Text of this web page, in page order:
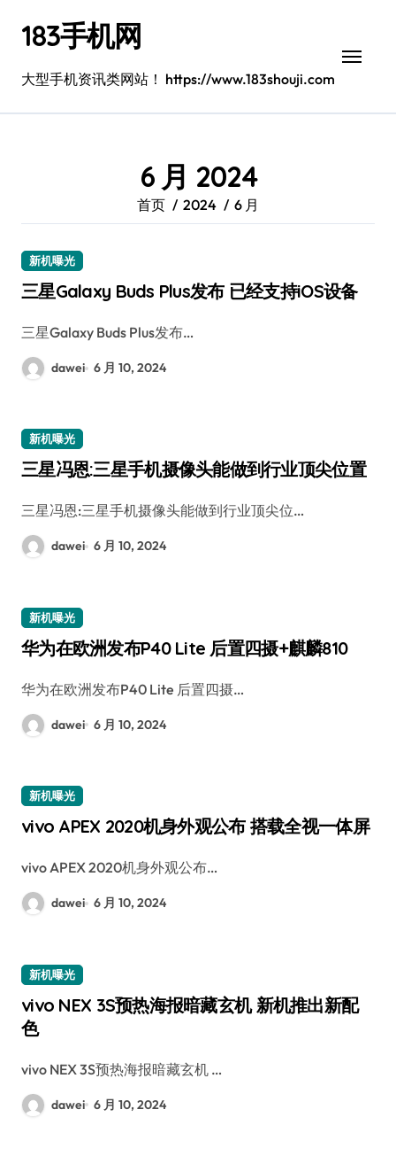
183手机网
大型手机资讯类网站！ https://www.183shouji.com
6 月 2024
首页 2024 6 月
新机曝光
三星Galaxy Buds Plus发布 已经支持iOS设备
三星Galaxy Buds Plus发布…
dawei 6 月 10, 2024
新机曝光
三星冯恩:三星手机摄像头能做到行业顶尖位置
三星冯恩:三星手机摄像头能做到行业顶尖位…
dawei 6 月 10, 2024
新机曝光
华为在欧洲发布P40 Lite 后置四摄+麒麟810
华为在欧洲发布P40 Lite 后置四摄…
dawei 6 月 10, 2024
新机曝光
vivo APEX 2020机身外观公布 搭载全视一体屏
vivo APEX 2020机身外观公布…
dawei 6 月 10, 2024
新机曝光
vivo NEX 3S预热海报暗藏玄机 新机推出新配
色
vivo NEX 3S预热海报暗藏玄机 …
dawei 6 月 10, 2024